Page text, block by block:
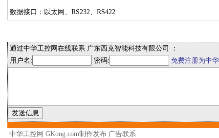
数据接口：以太网、RS232、RS422
通过中华工控网在线联系 广东西克智能科技有限公司 ：
用户名:
密码: 免费注册为中
中华工控网 GKong.com制作发布 广告联系